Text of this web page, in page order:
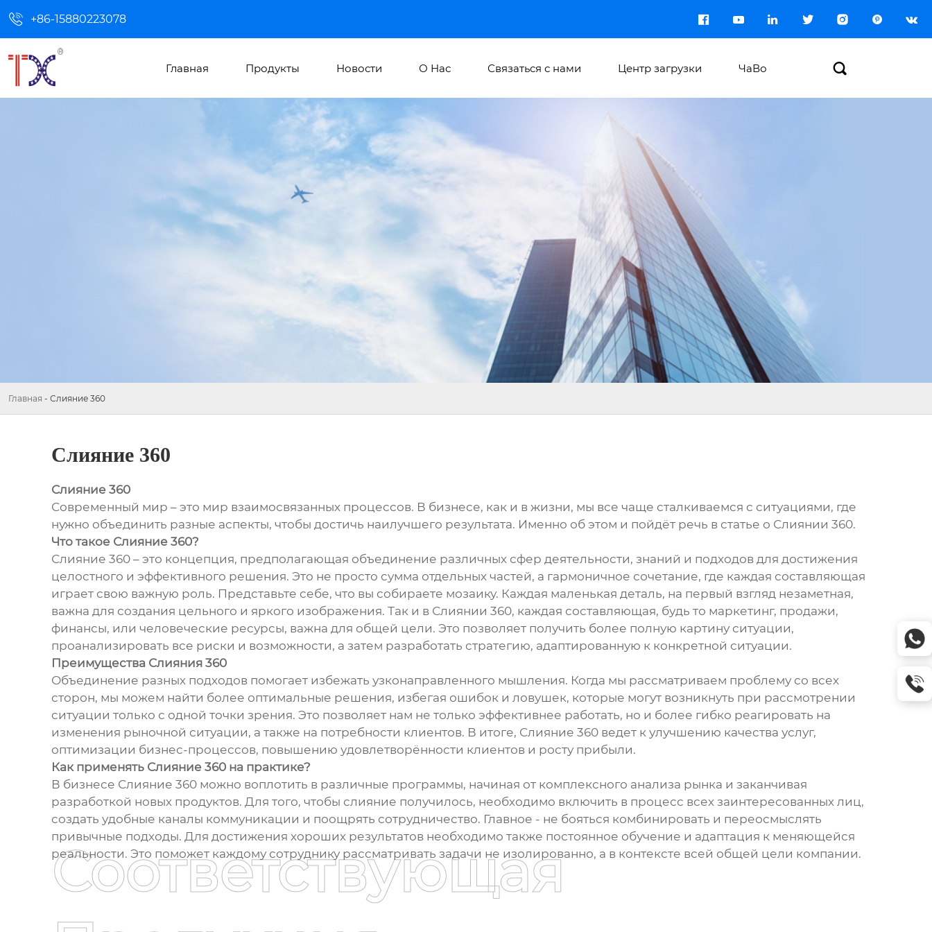
 +86-15880223078       
Главная Продукты Новости О Hас Связаться с нами Центр загрузки ЧаВо 
Главная - Слияние 360
Слияние 360
Слияние 360
Современный мир – это мир взаимосвязанных процессов. В бизнесе, как и в жизни, мы все чаще сталкиваемся с ситуациями, где
нужно объединить разные аспекты, чтобы достичь наилучшего результата. Именно об этом и пойдёт речь в статье о Слиянии 360.
Что такое Слияние 360?
Слияние 360 – это концепция, предполагающая объединение различных сфер деятельности, знаний и подходов для достижения
целостного и эффективного решения. Это не просто сумма отдельных частей, а гармоничное сочетание, где каждая составляющая
играет свою важную роль. Представьте себе, что вы собираете мозаику. Каждая маленькая деталь, на первый взгляд незаметная,
важна для создания цельного и яркого изображения. Так и в Слиянии 360, каждая составляющая, будь то маркетинг, продажи,
финансы, или человеческие ресурсы, важна для общей цели. Это позволяет получить более полную картину ситуации,
проанализировать все риски и возможности, а затем разработать стратегию, адаптированную к конкретной ситуации.
Преимущества Слияния 360
Объединение разных подходов помогает избежать узконаправленного мышления. Когда мы рассматриваем проблему со всех
сторон, мы можем найти более оптимальные решения, избегая ошибок и ловушек, которые могут возникнуть при рассмотрении
ситуации только с одной точки зрения. Это позволяет нам не только эффективнее работать, но и более гибко реагировать на
изменения рыночной ситуации, а также на потребности клиентов. В итоге, Слияние 360 ведет к улучшению качества услуг,
оптимизации бизнес-процессов, повышению удовлетворённости клиентов и росту прибыли.
Как применять Слияние 360 на практике?
В бизнесе Слияние 360 можно воплотить в различные программы, начиная от комплексного анализа рынка и заканчивая
разработкой новых продуктов. Для того, чтобы слияние получилось, необходимо включить в процесс всех заинтересованных лиц,
создать удобные каналы коммуникации и поощрять сотрудничество. Главное - не бояться комбинировать и переосмыслять
привычные подходы. Для достижения хороших результатов необходимо также постоянное обучение и адаптация к меняющейся
реальности. Это поможет каждому сотруднику рассматривать задачи не изолированно, а в контексте всей общей цели компании.
Соответствующая